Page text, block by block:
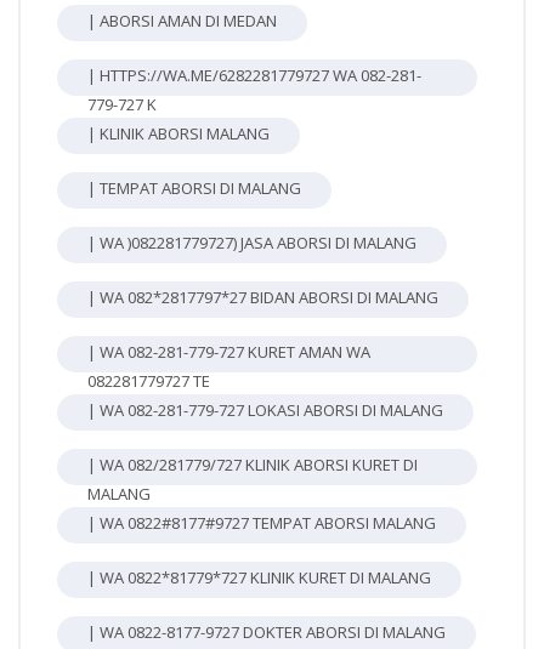
| ABORSI AMAN DI MEDAN
| HTTPS://WA.ME/6282281779727 WA 082-281-
779-727 K
| KLINIK ABORSI MALANG
| TEMPAT ABORSI DI MALANG
| WA )082281779727) JASA ABORSI DI MALANG
| WA 082*2817797*27 BIDAN ABORSI DI MALANG
| WA 082-281-779-727 KURET AMAN WA
082281779727 TE
| WA 082-281-779-727 LOKASI ABORSI DI MALANG
| WA 082/281779/727 KLINIK ABORSI KURET DI
MALANG
| WA 0822#8177#9727 TEMPAT ABORSI MALANG
| WA 0822*81779*727 KLINIK KURET DI MALANG
| WA 0822-8177-9727 DOKTER ABORSI DI MALANG